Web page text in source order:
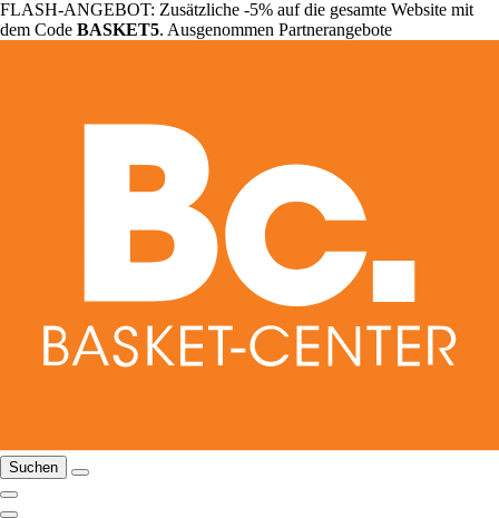
FLASH-ANGEBOT: Zusätzliche -5% auf die gesamte Website mit
dem Code BASKET5. Ausgenommen Partnerangebote
Suchen